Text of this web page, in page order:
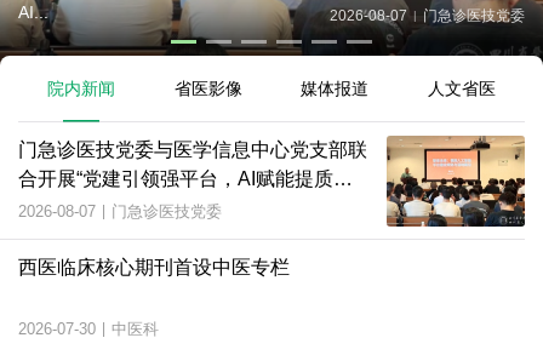
AI...
2026-08-07 | 门急诊医技党委
院内新闻 省医影像 媒体报道 人文省医
门急诊医技党委与医学信息中心党支部联
合开展“党建引领强平台，AI赋能提质
效”主题党日活动
2026-08-07 | 门急诊医技党委
西医临床核心期刊首设中医专栏
2026-07-30 | 中医科